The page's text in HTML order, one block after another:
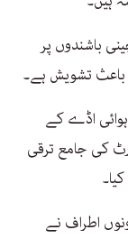
باشندوں پر
تشویش ہے۔
ہوائی اڈے کے
کی جامع ترقی
اطراف نے